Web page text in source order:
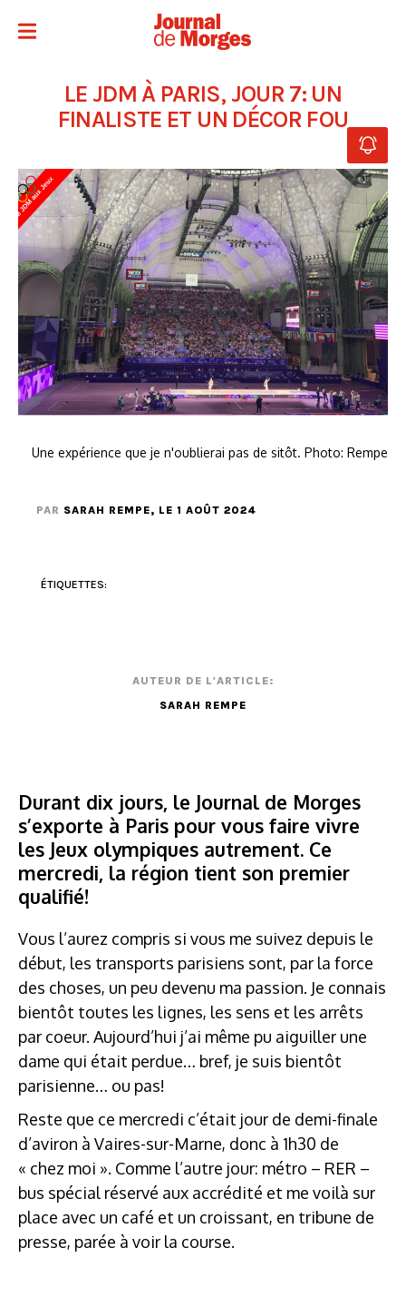
LE JDM À PARIS, JOUR 7: UN
FINALISTE ET UN DÉCOR FOU
Une expérience que je n'oublierai pas de sitôt. Photo: Rempe
PAR SARAH REMPE, LE 1 AOÛT 2024
ÉTIQUETTES:
AUTEUR DE L'ARTICLE:
SARAH REMPE
Durant dix jours, le Journal de Morges
s’exporte à Paris pour vous faire vivre
les Jeux olympiques autrement. Ce
mercredi, la région tient son premier
qualifié!
Vous l’aurez compris si vous me suivez depuis le
début, les transports parisiens sont, par la force
des choses, un peu devenu ma passion. Je connais
bientôt toutes les lignes, les sens et les arrêts
par coeur. Aujourd’hui j’ai même pu aiguiller une
dame qui était perdue… bref, je suis bientôt
parisienne… ou pas!
Reste que ce mercredi c’était jour de demi-finale
d’aviron à Vaires-sur-Marne, donc à 1h30 de
« chez moi ». Comme l’autre jour: métro – RER –
bus spécial réservé aux accrédité et me voilà sur
place avec un café et un croissant, en tribune de
presse, parée à voir la course.